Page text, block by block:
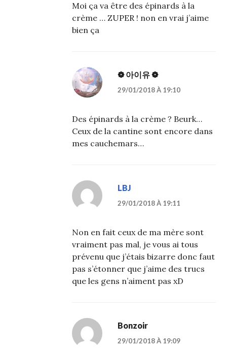
Moi ça va être des épinards à la
crème … ZUPER ! non en vrai j’aime
bien ça
❁ 아이유 ❁
29/01/2018 À 19:10
Des épinards à la crème ? Beurk…
Ceux de la cantine sont encore dans
mes cauchemars…
LBJ
29/01/2018 À 19:11
Non en fait ceux de ma mère sont
vraiment pas mal, je vous ai tous
prévenu que j’étais bizarre donc faut
pas s’étonner que j’aime des trucs
que les gens n’aiment pas xD
Bonzoir
29/01/2018 À 19:09